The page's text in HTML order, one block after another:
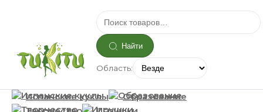
Найти
Область:
Испанские куклы
Образование